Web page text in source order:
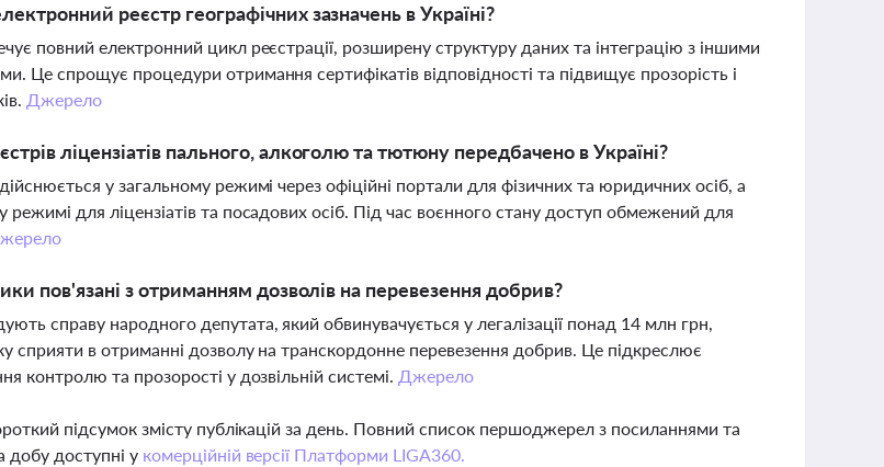
реєстр географічних зазначень в Україні?
повний електронний цикл реєстрації, розширену структуру даних та інтеграцію з іншими
Це спрощує процедури отримання сертифікатів відповідності та підвищує прозорість і
Джерело
ліцензіатів пального, алкоголю та тютюну передбачено в Україні?
у загальному режимі через офіційні портали для фізичних та юридичних осіб, а
режимі для ліцензіатів та посадових осіб. Під час воєнного стану доступ обмежений для
пов'язані з отриманням дозволів на перевезення добрив?
справу народного депутата, який обвинувачується у легалізації понад 14 млн грн,
сприяти в отриманні дозволу на транскордонне перевезення добрив. Це підкреслює
контролю та прозорості у дозвільній системі. Джерело
підсумок змісту публікацій за день. Повний список першоджерел з посиланнями та
добу доступні у комерційній версії Платформи LIGA360.